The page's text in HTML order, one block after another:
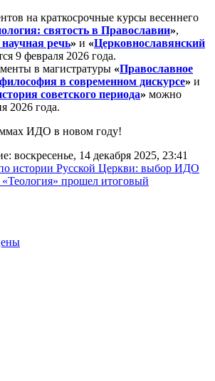
на краткосрочные курсы весеннего
святость в Православии»,
речь» и «Церковнославянский
9 февраля 2026 года.
в магистратуры «Православное
в современном дискурсе» и
советского периода» можно
2026 года.
ИДО в новом году!
воскресенье, 14 декабря 2025, 23:41
истории Русской Церкви: выбор ИДО
прошел итоговый